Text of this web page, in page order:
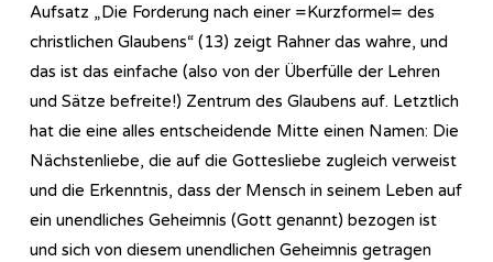
Aufsatz „Die Forderung nach einer =Kurzformel= des
christlichen Glaubens“ (13) zeigt Rahner das wahre, und
das ist das einfache (also von der Überfülle der Lehren
und Sätze befreite!) Zentrum des Glaubens auf. Letztlich
hat die eine alles entscheidende Mitte einen Namen: Die
Nächstenliebe, die auf die Gottesliebe zugleich verweist
und die Erkenntnis, dass der Mensch in seinem Leben auf
ein unendliches Geheimnis (Gott genannt) bezogen ist
und sich von diesem unendlichen Geheimnis getragen